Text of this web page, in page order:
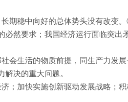
期稳中向好的总体势头没有改变
然要求；我国经济运行面临突出
会生活的物质前提，同生产力发
决的重大问题。
；加快实施创新驱动发展战略；